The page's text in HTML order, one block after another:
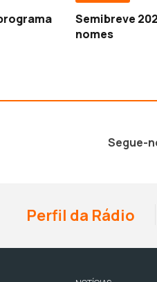
Semibreve
nomes
Segue-
Perfil da Rádio